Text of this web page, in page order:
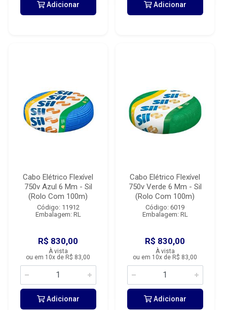
Adicionar Adicionar
Cabo Elétrico Flexível
750v Azul 6 Mm - Sil
(Rolo Com 100m)
Código: 11912
Embalagem: RL
R$ 830,00
À vista
ou em 10x de R$ 83,00
Adicionar
Cabo Elétrico Flexível
750v Verde 6 Mm - Sil
(Rolo Com 100m)
Código: 6019
Embalagem: RL
R$ 830,00
À vista
ou em 10x de R$ 83,00
Adicionar